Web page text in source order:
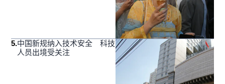
5.中国新规纳入技术安全 科技
人员出境受关注